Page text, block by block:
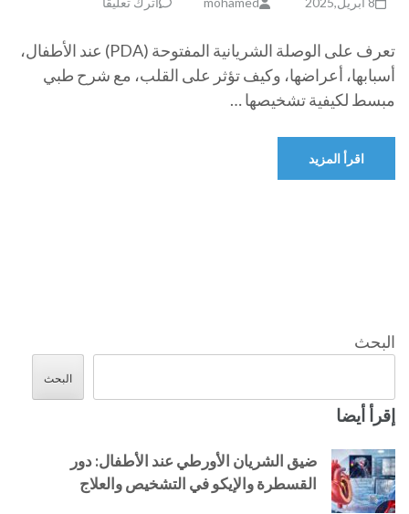
تعرف على الوصلة الشريانية المفتوحة (PDA) عند الأطفال،
أسبابها، أعراضها، وكيف تؤثر على القلب، مع شرح طبي
مبسط لكيفية تشخيصها …
اقرأ المزيد
البحث
البحث
إقرأ أيضا
ضيق الشريان الأورطي عند الأطفال: دور
القسطرة والإيكو في التشخيص والعلاج